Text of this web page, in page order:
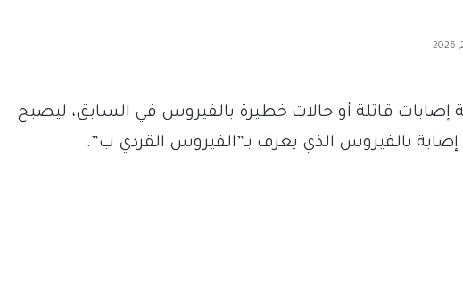
قاتلة أو حالات خطيرة بالفيروس في السابق، ليصبح
بالفيروس الذي يعرف بـ”الفيروس القردي ب”.